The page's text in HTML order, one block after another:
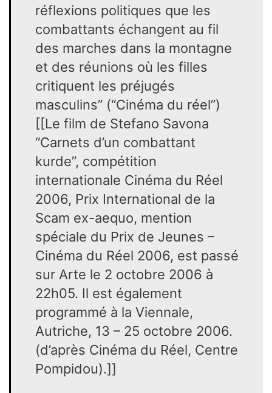
réflexions politiques que les
combattants échangent au fil
des marches dans la montagne
et des réunions où les filles
critiquent les préjugés
masculins” (“Cinéma du réel”)
[[Le film de Stefano Savona
“Carnets d’un combattant
kurde”, compétition
internationale Cinéma du Réel
2006, Prix International de la
Scam ex-aequo, mention
spéciale du Prix de Jeunes –
Cinéma du Réel 2006, est passé
sur Arte le 2 octobre 2006 à
22h05. Il est également
programmé à la Viennale,
Autriche, 13 – 25 octobre 2006.
(d’après Cinéma du Réel, Centre
Pompidou).]]